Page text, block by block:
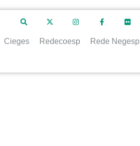
Cieges Redecoesp Rede Negesp